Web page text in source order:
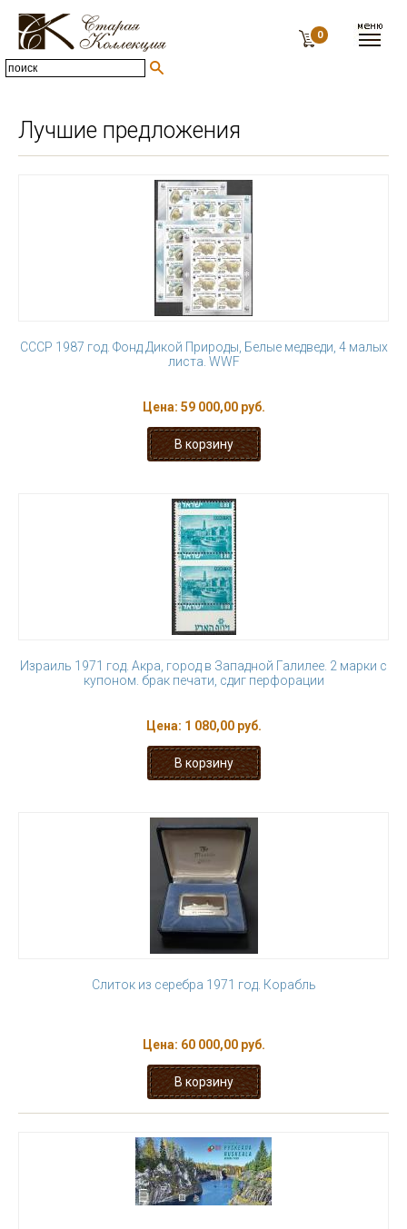
0
Лучшие предложения
СССР 1987 год. Фонд Дикой Природы, Белые медведи, 4 малых
листа. WWF
Цена: 59 000,00 руб.
Израиль 1971 год. Акра, город в Западной Галилее. 2 марки с
купоном. брак печати, сдиг перфорации
Цена: 1 080,00 руб.
Слиток из серебра 1971 год. Корабль
Цена: 60 000,00 руб.